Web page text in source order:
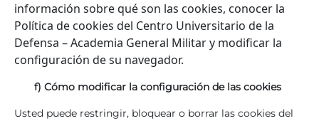
información sobre qué son las cookies, conocer la
Política de cookies del Centro Universitario de la
Defensa – Academia General Militar y modificar la
configuración de su navegador.
f) Cómo modificar la configuración de las cookies
Usted puede restringir, bloquear o borrar las cookies del